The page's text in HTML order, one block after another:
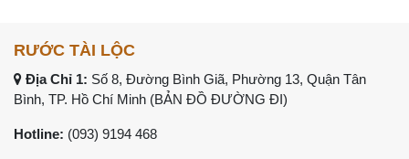
RƯỚC TÀI LỘC
Địa Chỉ 1: Số 8, Đường Bình Giã, Phường 13, Quận Tân
Bình, TP. Hồ Chí Minh (BẢN ĐỒ ĐƯỜNG ĐI)
Hotline: (093) 9194 468